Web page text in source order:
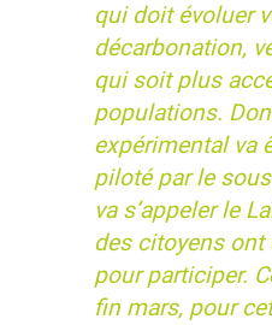
qui doit évoluer
décarbonation,
qui soit plus
populations.
expérimental va
piloté par le
va s’appeler le
des citoyens
pour participer.
fin mars, pour